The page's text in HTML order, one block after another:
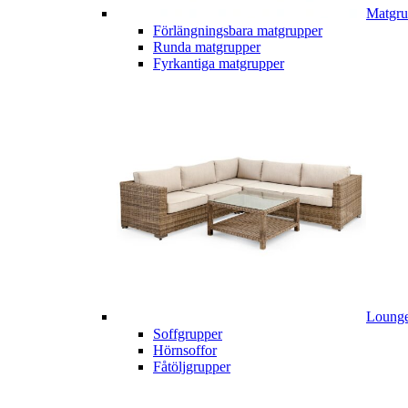
Förlängningsbara matgrupper
Runda matgrupper
Fyrkantiga matgrupper
Soffgrupper
Hörnsoffor
Fåtöljgrupper